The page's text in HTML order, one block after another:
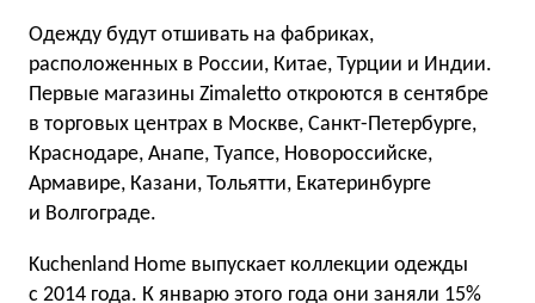
Одежду будут отшивать на фабриках,
расположенных в России, Китае, Турции и Индии.
Первые магазины Zimaletto откроются в сентябре
в торговых центрах в Москве, Санкт-Петербурге,
Краснодаре, Анапе, Туапсе, Новороссийске,
Армавире, Казани, Тольятти, Екатеринбурге
и Волгограде.
Kuchenland Home выпускает коллекции одежды
с 2014 года. К январю этого года они заняли 15%